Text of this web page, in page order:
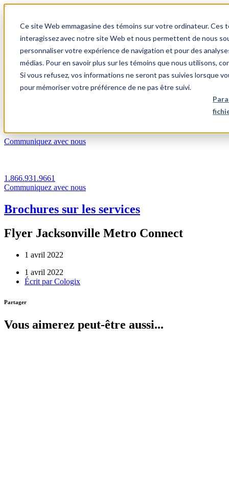
Ce site Web emmagasine des témoins sur votre ordinateur.
interagissez avec notre site Web et nous permettent de nous
personnaliser votre expérience de navigation et pour des
médias. Pour en savoir plus sur les témoins que nous utilisons,
Si vous refusez, vos informations ne seront pas suivies lorsque
pour mémoriser votre préférence de ne pas être suivi.
1.866.931.9661
Login
FR
Communiquez avec nous
1.866.931.9661
Communiquez avec nous
Brochures sur les services
Flyer Jacksonville Metro Connect
1 avril 2022
1 avril 2022
Écrit parCologix
Partager
Vous aimerez peut-être aussi...